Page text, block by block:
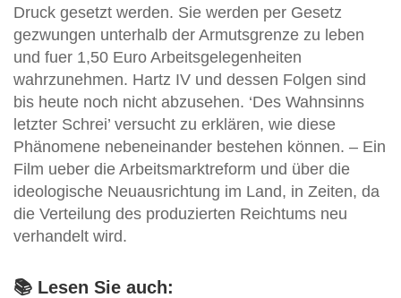
Druck gesetzt werden. Sie werden per Gesetz
gezwungen unterhalb der Armutsgrenze zu leben
und fuer 1,50 Euro Arbeitsgelegenheiten
wahrzunehmen. Hartz IV und dessen Folgen sind
bis heute noch nicht abzusehen. ‘Des Wahnsinns
letzter Schrei’ versucht zu erklären, wie diese
Phänomene nebeneinander bestehen können. – Ein
Film ueber die Arbeitsmarktreform und über die
ideologische Neuausrichtung im Land, in Zeiten, da
die Verteilung des produzierten Reichtums neu
verhandelt wird.
📚 Lesen Sie auch: